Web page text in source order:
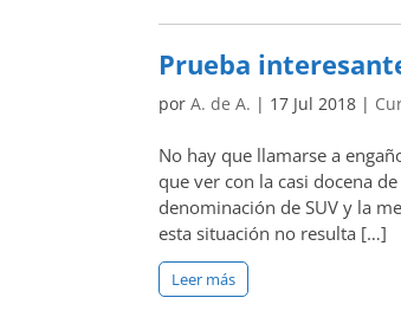
Prueba
porA. de A. | 17 Jul 2018 |
No hay que llamarse a
que ver con la casi docena
denominación de SUV y la
esta situación no resulta […]
Leer más